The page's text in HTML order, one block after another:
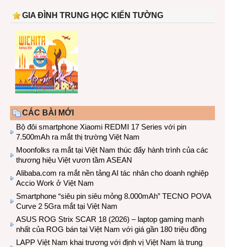
GIA ĐÌNH TRUNG HỌC KIẾN TƯỜNG
CÁC BÀI MỚI
Bộ đôi smartphone Xiaomi REDMI 17 Series với pin
7.500mAh ra mắt thị trường Việt Nam
Moonfolks ra mắt tại Việt Nam thúc đẩy hành trình của các
thương hiệu Việt vươn tầm ASEAN
Alibaba.com ra mắt nền tảng AI tác nhân cho doanh nghiệp
Accio Work ở Việt Nam
Smartphone “siêu pin siêu mỏng 8.000mAh” TECNO POVA
Curve 2 5Gra mắt tại Việt Nam
ASUS ROG Strix SCAR 18 (2026) – laptop gaming mạnh
nhất của ROG bán tại Việt Nam với giá gần 180 triệu đồng
LAPP Việt Nam khai trương với định vị Việt Nam là trung